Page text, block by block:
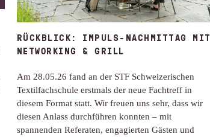
RÜCKBLICK: IMPULS-NACHMITTAG MIT
NETWORKING & GRILL
Am 28.05.26 fand an der STF Schweizerischen
Textilfachschule erstmals der neue Fachtreff in
diesem Format statt. Wir freuen uns sehr, dass wir
diesen Anlass durchführen konnten – mit
spannenden Referaten, engagierten Gästen und